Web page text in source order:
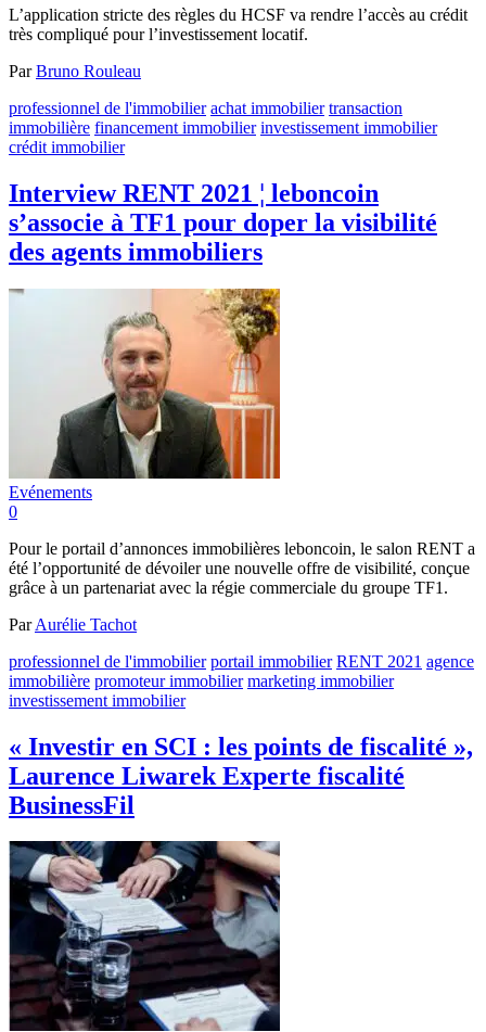
L’application stricte des règles du HCSF va rendre l’accès au crédit
très compliqué pour l’investissement locatif.
ParBruno Rouleau
professionnel de l'immobilier achat immobilier transaction
immobilière financement immobilier investissement immobilier
crédit immobilier
Interview RENT 2021 ¦ leboncoin
s’associe à TF1 pour doper la visibilité
des agents immobiliers
Evénements
0
Pour le portail d’annonces immobilières leboncoin, le salon RENT a
été l’opportunité de dévoiler une nouvelle offre de visibilité, conçue
grâce à un partenariat avec la régie commerciale du groupe TF1.
ParAurélie Tachot
professionnel de l'immobilier portail immobilier RENT 2021 agence
immobilière promoteur immobilier marketing immobilier
investissement immobilier
« Investir en SCI : les points de fiscalité »,
Laurence Liwarek Experte fiscalité
BusinessFil